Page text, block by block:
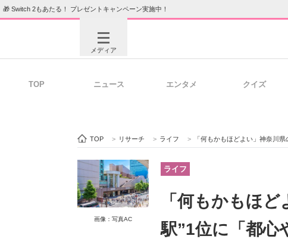
🎁 Switch 2もあたる！ プレゼントキャンペーン実施中！
メディア
ビジネスと働き方のヒント
ITエンジニア向け専門サイト 企業向けIT製品の
TOP ニュース エンタメ クイズ
TOP > リサーチ > ライフ > 「何もかもほどよい」神奈川県の“住みたい駅
画像：写真AC
ライフ
「何もかもほ
駅”1位に「都心